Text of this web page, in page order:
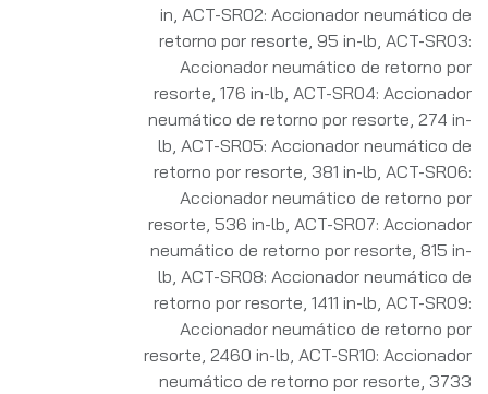
in ACT-SR02: Accionador neumático de
retorno por resorte, 95 in-lb ACT-SR03:
Accionador neumático de retorno por
resorte, 176 in-lb ACT-SR04: Accionador
neumático de retorno por resorte, 274 in-
lb ACT-SR05: Accionador neumático de
retorno por resorte, 381 in-lb ACT-SR06:
Accionador neumático de retorno por
resorte, 536 in-lb ACT-SR07: Accionador
neumático de retorno por resorte, 815 in-
lb ACT-SR08: Accionador neumático de
retorno por resorte, 1411 in-lb ACT-SR09:
Accionador neumático de retorno por
resorte, 2460 in-lb ACT-SR10: Accionador
neumático de retorno por resorte, 3733